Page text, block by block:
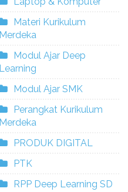
Materi Kurikulum
Merdeka
Modul Ajar Deep
Learning
Modul Ajar SMK
Perangkat Kurikulum
Merdeka
PRODUK DIGITAL
PTK
RPP Deep Learning SD